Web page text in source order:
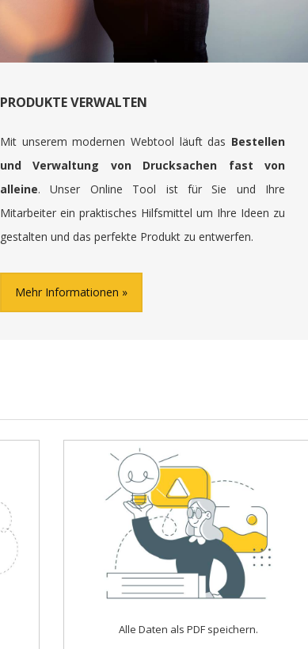
PRODUKTE VERWALTEN
Mit unserem modernen Webtool läuft das Bestellen
und Verwaltung von Drucksachen fast von
alleine. Unser Online Tool ist für Sie und Ihre
Mitarbeiter ein praktisches Hilfsmittel um Ihre Ideen zu
gestalten und das perfekte Produkt zu entwerfen.
Mehr Informationen
Alle Daten als PDF speichern.